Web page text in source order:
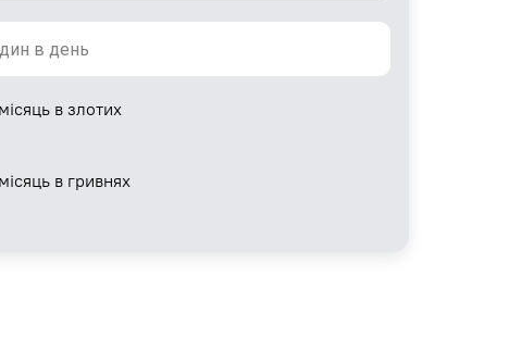
в злотих
в гривнях